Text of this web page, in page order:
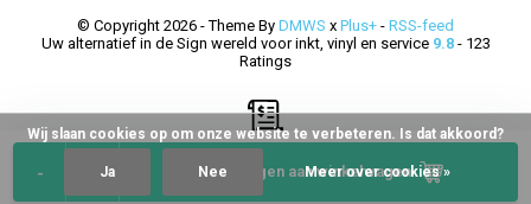
- Toevoegen aan winkelwagen
© Copyright 2026 - Theme By DMWS x Plus+ - RSS-feed
Uw alternatief in de Sign wereld voor inkt, vinyl en service 9.8- 123
Ratings
Wij slaan cookies op om onze website te verbeteren. Is dat akkoord?
Ja Nee Meer over cookies »